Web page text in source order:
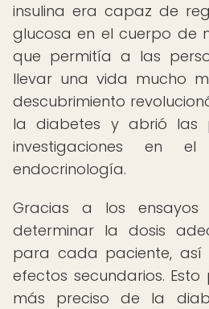
insulina era capaz de
glucosa en el cuerpo de
que permitía a las
llevar una vida mucho
descubrimiento
la diabetes y abrió las
investigaciones en
endocrinología.
Gracias a los ensayos
determinar la dosis
para cada paciente, así
efectos secundarios.
más preciso de la